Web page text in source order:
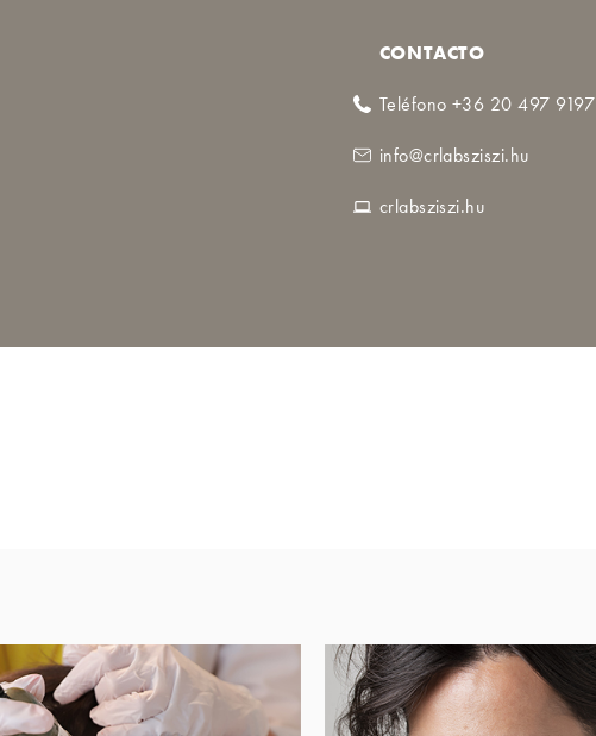
CONTACTO
Teléfono +36 20 497 9197
info@crlabsziszi.hu
crlabsziszi.hu